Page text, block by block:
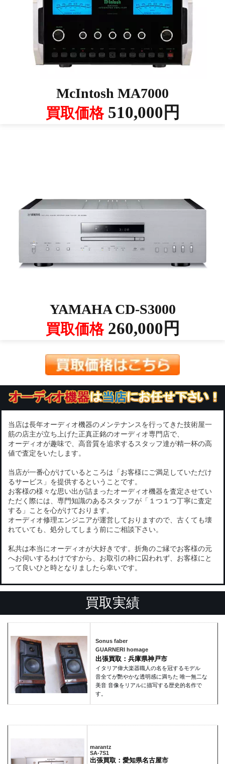
McIntosh MA7000
買取価格510,000円
YAMAHA CD-S3000
買取価格260,000円
当店は長年オーディオ機器のメンテナンスを行ってきた技術屋一
筋の店主が立ち上げた正真正銘のオーディオ専門店で、
オーディオが趣味で、高音質を追求するスタッフ達が精一杯の高
値で査定をいたします。
当店が一番心がけているところは「お客様にご満足していただけ
るサービス」を提供するということです。
お客様の様々な思い出が詰まったオーディオ機器を査定させてい
ただく際には、専門知識のあるスタッフが「１つ１つ丁寧に査定
する」ことを心がけております。
オーディオ修理エンジニアが運営しておりますので、古くても壊
れていても、処分してしまう前にご相談下さい。
私共は本当にオーディオが大好きです。折角のご縁でお客様の元
へお伺いするわけですから、お取引の枠に囚われず、お客様にと
って良いひと時となりましたら幸いです。
買取実績
Sonus faber
GUARNERI homage
出張買取：兵庫県神戸市
イタリア偉大楽器職人の名を冠するモデル
音全てが艷やかな透明感に満ちた 唯一無二な
美音 音像をリアルに描写する歴史的名作で
す。
marantz
SA-7S1
出張買取：愛知県名古屋市